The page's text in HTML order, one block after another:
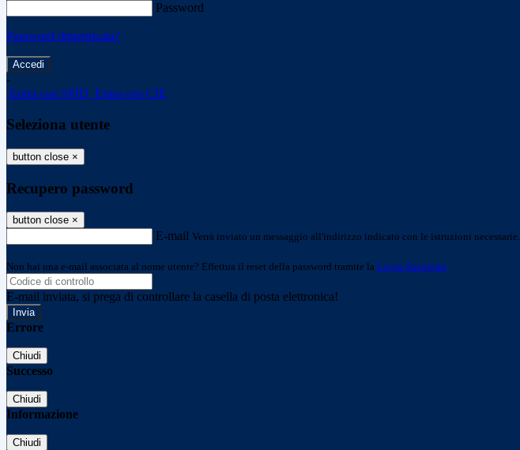
Password
Password dimenticata?
-
Entra con SPID Entra con CIE
Seleziona utente
button close ×
Recupero password
button close ×
E-mail Verrà inviato un messaggio all'indirizzo indicato con le istruzioni necessarie.
Non hai una e-mail associata al nome utente? Effettua il reset della password tramite la Login Spaggiari
E-mail inviata, si prega di controllare la casella di posta elettronica!
Errore
Chiudi
Successo
Chiudi
Informazione
Chiudi